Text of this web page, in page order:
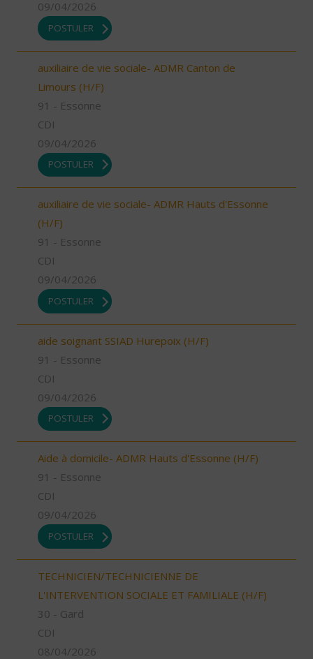
09/04/2026
POSTULER
auxiliaire de vie sociale- ADMR Canton de
Limours (H/F)
91 - Essonne
CDI
09/04/2026
POSTULER
auxiliaire de vie sociale- ADMR Hauts d'Essonne
(H/F)
91 - Essonne
CDI
09/04/2026
POSTULER
aide soignant SSIAD Hurepoix (H/F)
91 - Essonne
CDI
09/04/2026
POSTULER
Aide à domicile- ADMR Hauts d'Essonne (H/F)
91 - Essonne
CDI
09/04/2026
POSTULER
TECHNICIEN/TECHNICIENNE DE
L'INTERVENTION SOCIALE ET FAMILIALE (H/F)
30 - Gard
CDI
08/04/2026